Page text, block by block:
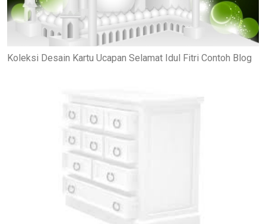
Koleksi Desain Kartu Ucapan Selamat Idul Fitri Contoh Blog